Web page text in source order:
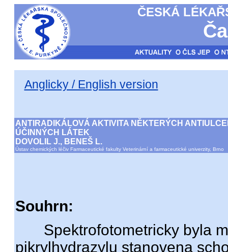
ČESKÁ
Anglicky / English version
ANTIRADIKÁLOVÁ AKTIVITA NĚKTERÝCH
ÚČINNÝCH LÁTEK
DOVOLIL J., BENEŠ L.
Ústav chemických léčiv Farmaceutické fakulty Veterinární a farmaceutické univerzity, Brno
Souhrn:
Spektrofotometricky byla
pikrylhydrazylu stanovena